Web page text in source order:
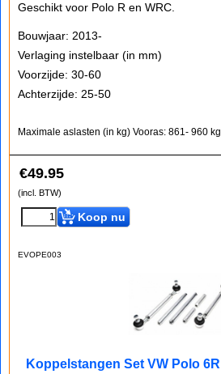
Geschikt voor Polo R en WRC.
Bouwjaar: 2013-
Verlaging instelbaar (in mm)
Voorzijde: 30-60
Achterzijde: 25-50
Maximale aslasten (in kg) Vooras: 861- 960 kg
€49.95
(incl. BTW)
Koop nu
EVOPE003
Koppelstangen Set VW Polo 6R